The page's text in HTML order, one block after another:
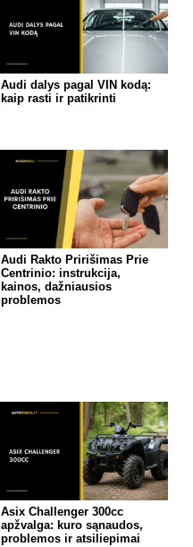
Audi dalys pagal VIN kodą:
kaip rasti ir patikrinti
Audi Rakto Pririšimas Prie
Centrinio: instrukcija,
kainos, dažniausios
problemos
Asix Challenger 300cc
apžvalga: kuro sąnaudos,
problemos ir atsiliepimai